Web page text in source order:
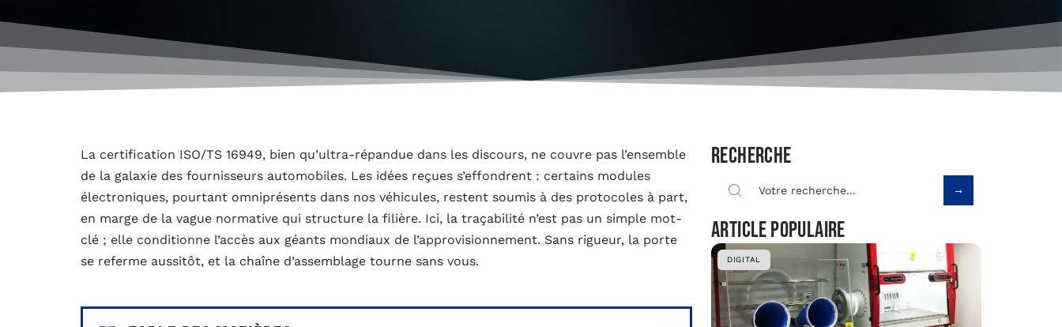
La certification ISO/TS 16949, bien qu’ultra-répandue dans les discours, ne couvre pas l’ensemble
de la galaxie des fournisseurs automobiles. Les idées reçues s’effondrent : certains modules
électroniques, pourtant omniprésents dans nos véhicules, restent soumis à des protocoles à part,
en marge de la vague normative qui structure la filière. Ici, la traçabilité n’est pas un simple mot-
clé ; elle conditionne l’accès aux géants mondiaux de l’approvisionnement. Sans rigueur, la porte
se referme aussitôt, et la chaîne d’assemblage tourne sans vous.
Recherche
Article populaire
DIGITAL